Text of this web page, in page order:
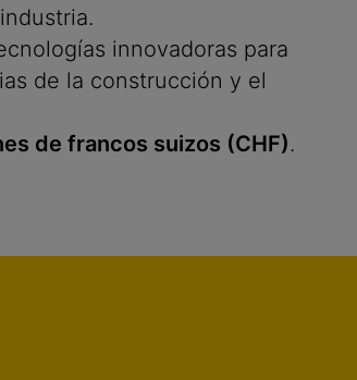
innovadoras para
de la construcción y el
de francos suizos (CHF).